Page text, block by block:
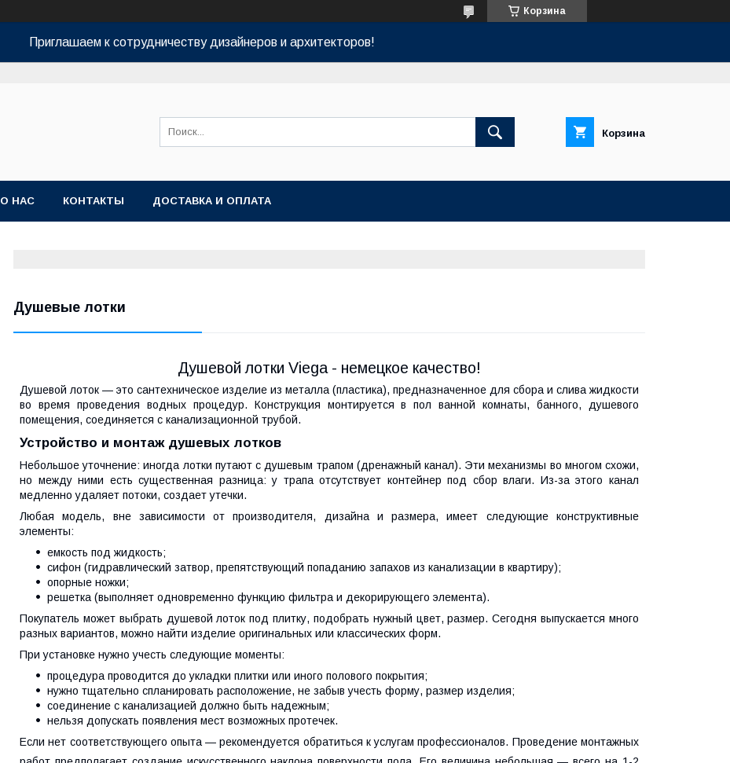
Корзина
Приглашаем к сотрудничеству дизайнеров и архитекторов!
Корзина
О НАС КОНТАКТЫ ДОСТАВКА И ОПЛАТА
Душевые лотки
Душевой лотки Viega - немецкое качество!
Душевой лоток — это сантехническое изделие из металла (пластика), предназначенное для сбора и слива жидкости
во время проведения водных процедур. Конструкция монтируется в пол ванной комнаты, банного, душевого
помещения, соединяется с канализационной трубой.
Устройство и монтаж душевых лотков
Небольшое уточнение: иногда лотки путают с душевым трапом (дренажный канал). Эти механизмы во многом схожи,
но между ними есть существенная разница: у трапа отсутствует контейнер под сбор влаги. Из-за этого канал
медленно удаляет потоки, создает утечки.
Любая модель, вне зависимости от производителя, дизайна и размера, имеет следующие конструктивные
элементы:
емкость под жидкость;
сифон (гидравлический затвор, препятствующий попаданию запахов из канализации в квартиру);
опорные ножки;
решетка (выполняет одновременно функцию фильтра и декорирующего элемента).
Покупатель может выбрать душевой лоток под плитку, подобрать нужный цвет, размер. Сегодня выпускается много
разных вариантов, можно найти изделие оригинальных или классических форм.
При установке нужно учесть следующие моменты:
процедура проводится до укладки плитки или иного полового покрытия;
нужно тщательно спланировать расположение, не забыв учесть форму, размер изделия;
соединение с канализацией должно быть надежным;
нельзя допускать появления мест возможных протечек.
Если нет соответствующего опыта — рекомендуется обратиться к услугам профессионалов. Проведение монтажных